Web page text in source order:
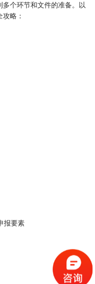
个环节和文件的准备。以
略：
报要素